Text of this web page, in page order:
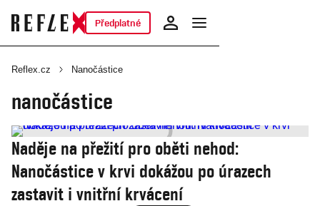
Předplatné
Reflex.cz Nanočástice
nanočástice
Naděje na přežití pro oběti nehod:
Nanočástice v krvi dokážou po úrazech
zastavit i vnitřní krvácení